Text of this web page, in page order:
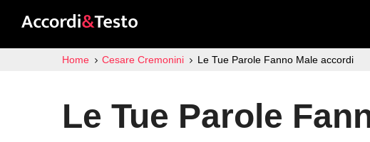
Home Cesare Cremonini Le Tue Parole Fanno Male accordi
Le Tue Parole